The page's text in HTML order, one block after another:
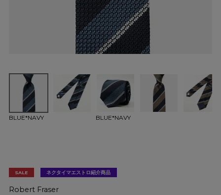
BLUE*NAVY BLUE*NAVY
SALE ネクタイマエストロ紹介商品
Robert Fraser